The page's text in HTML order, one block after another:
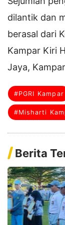
dilantik dan
berasal dari
Kampar Kiri
Jaya,
#PGRI Kampar
#Misharti
Berita